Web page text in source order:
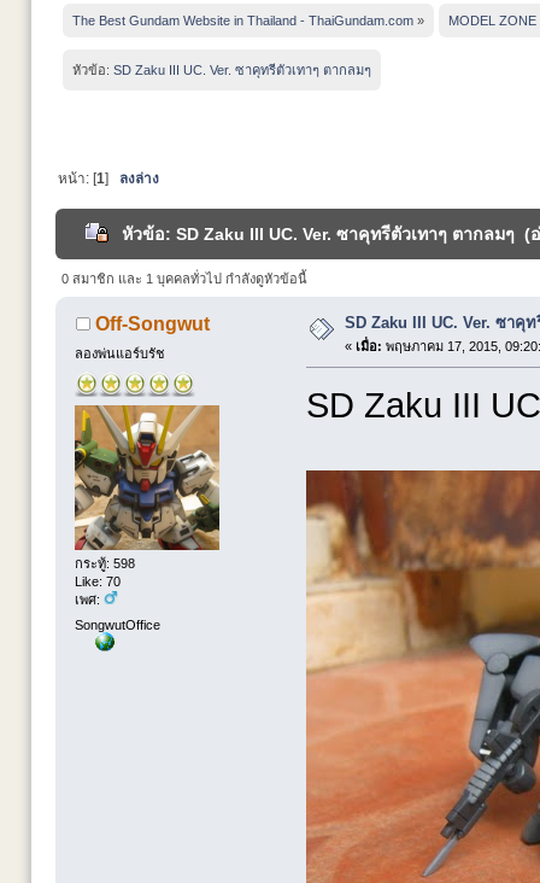
The Best Gundam Website in Thailand - ThaiGundam.com » MODEL ZONE
หัวข้อ: SD Zaku III UC. Ver. ซาคุทรีตัวเทาๆ ตากลมๆ
หน้า: [1] ลงล่าง
หัวข้อ: SD Zaku III UC. Ver. ซาคุทรีตัวเทาๆ ตากลมๆ (
0 สมาชิก และ 1 บุคคลทั่วไป กำลังดูหัวข้อนี้
Off-Songwut
ลองพ่นแอร์บรัช
กระทู้: 598
Like: 70
เพศ:
SongwutOffice
SD Zaku III UC. Ver. ซาคุท
« เมื่อ: พฤษภาคม 17, 2015,
SD Zaku III